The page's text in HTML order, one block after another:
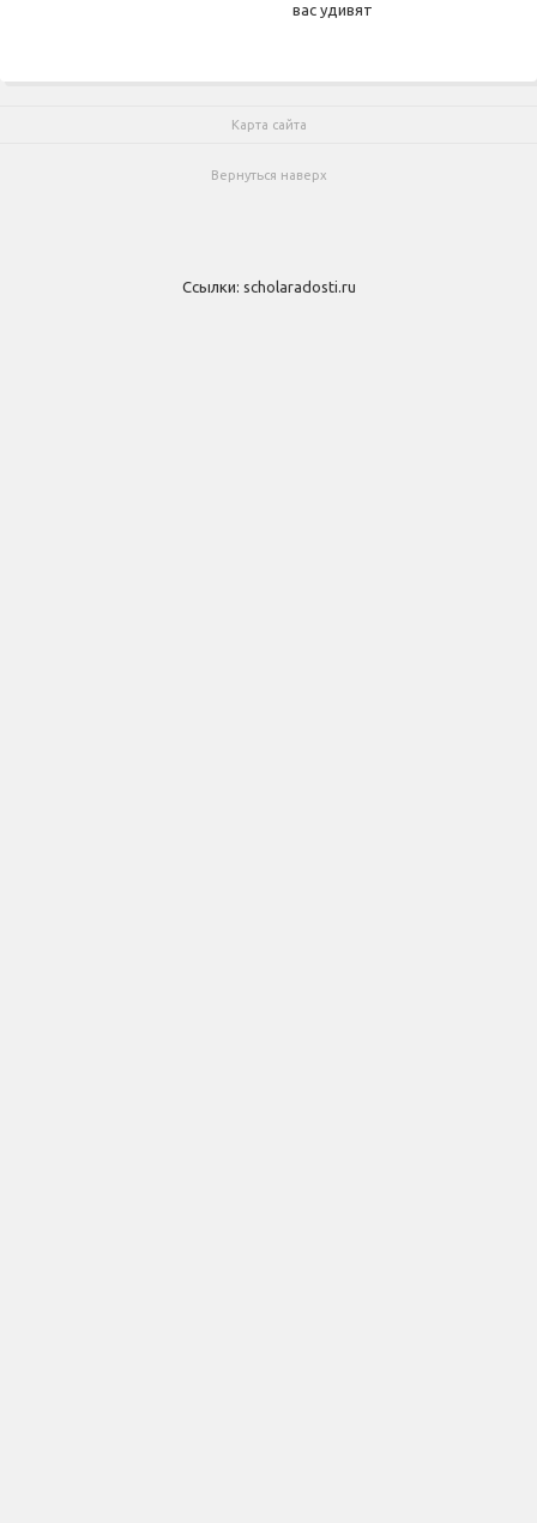
вас удивят
Карта сайта
Вернуться наверх
Ссылки: scholaradosti.ru